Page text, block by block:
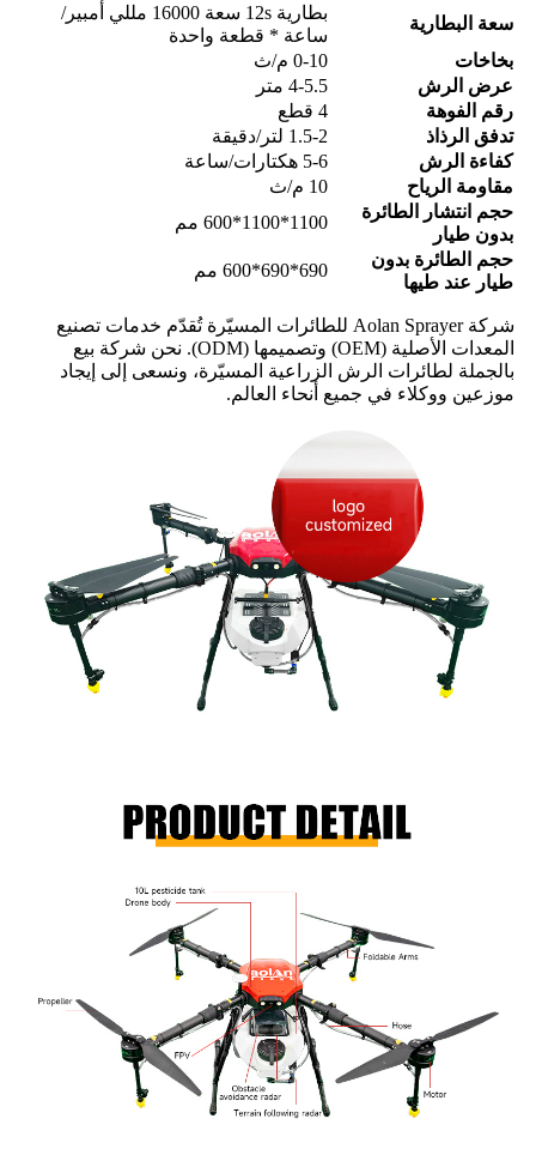
سعة البطارية
بطارية 12s سعة 16000 مللي أمبير/
ساعة * قطعة واحدة
بخاخات
0-10 م/ث
عرض الرش
4-5.5 متر
رقم الفوهة
4 قطع
تدفق الرذاذ
1.5-2 لتر/دقيقة
كفاءة الرش
5-6 هكتارات/ساعة
مقاومة الرياح
10 م/ث
حجم انتشار الطائرة
بدون طيار
1100*1100*600 مم
حجم الطائرة بدون
طيار عند طيها
690*690*600 مم
شركة Aolan Sprayer للطائرات المسيّرة تُقدّم خدمات تصنيع
المعدات الأصلية (OEM) وتصميمها (ODM). نحن شركة بيع
بالجملة لطائرات الرش الزراعية المسيّرة، ونسعى إلى إيجاد
موزعين ووكلاء في جميع أنحاء العالم.